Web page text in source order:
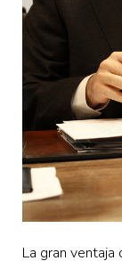
La gran